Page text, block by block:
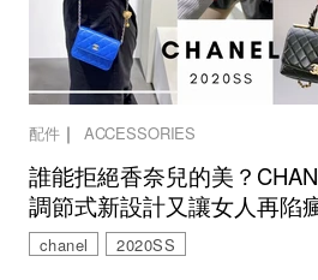
配件｜ ACCESSORIES
誰能拒絕香奈兒的美？
調節式新設計又讓女人再陷
chanel 2020SS